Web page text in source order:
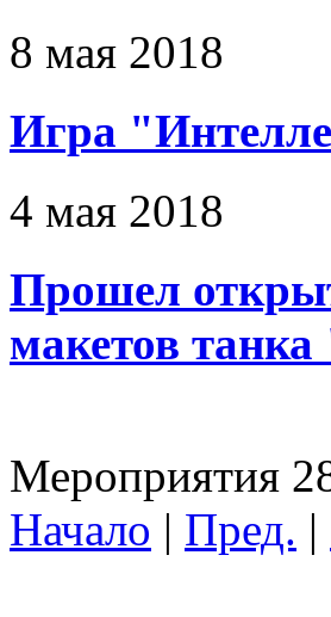
8 мая 2018
Игра
4 мая 2018
Прошел
макетов
Мероприятия
Начало | Пред. |